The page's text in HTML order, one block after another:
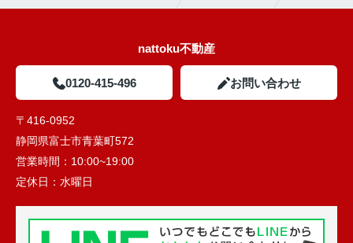
nattoku不動産
0120-415-496 お問い合わせ
〒416-0952
静岡県富士市青葉町572
営業時間： 10:00~19:00
定休日： 水曜日